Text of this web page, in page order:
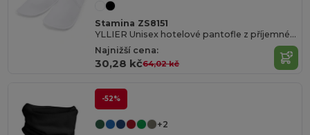
Stamina ZS8151
YLLIER Unisex hotelové pantofle z příjemné bavlny/polyesteru s polstrovanou podšívkou
Najnižší cena:
30,28 kč64,02 kč
-52%
+2